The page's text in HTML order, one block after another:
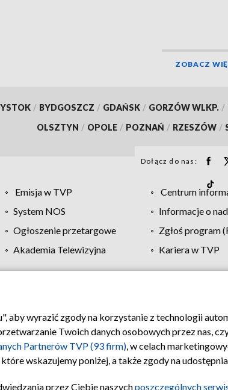
ZOBACZ
/ BYDGOSZCZ / GDAŃSK / GORZÓW WLKP. /
OLSZTYN / OPOLE / POZNAŃ / RZESZÓW /
Dołącz do nas:
Emisja w TVP Centrum
System NOS Informacje o
Ogłoszenie przetargowe Zgłoś program
Akademia Telewizyjna Kariera w TVP
Regulamin TVP Polityka prywatności Moje
aby wyrazić zgody na korzystanie z technologii
Twoich danych osobowych przez nas,
Partnerów TVP (93 firm), w celach
wskazujemy poniżej, a także zgody na
przez Ciebie naszychposzczególnych